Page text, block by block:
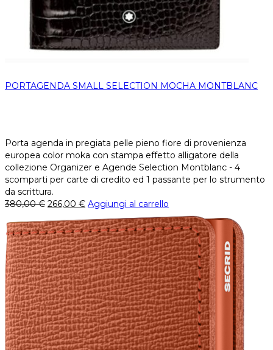
PORTAGENDA SMALL SELECTION MOCHA MONTBLANC
Porta agenda in pregiata pelle pieno fiore di provenienza
europea color moka con stampa effetto alligatore della
collezione Organizer e Agende Selection Montblanc - 4
scomparti per carte di credito ed 1 passante per lo strumento
da scrittura.
380,00€ 266,00 € Aggiungi al carrello